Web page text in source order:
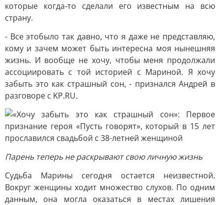
которые когда-то сделали его известным на всю
страну.
- Все этобыло так давно, что я даже не представляю,
кому и зачем может быть интересна моя нынешняя
жизнь. И вообще не хочу, чтобы меня продолжали
ассоциировать с той историей с Мариной. Я хочу
забыть это как страшный сон, - признался Андрей в
разговоре с KP.RU.
Парень теперь не раскрывают свою личную жизнь
Судьба Марины сегодня остается неизвестной.
Вокруг женщины ходит множество слухов. По одним
данным, она могла оказаться в местах лишения